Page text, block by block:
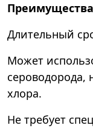
Длительный
Может
сероводорода,
хлора.
Не требует